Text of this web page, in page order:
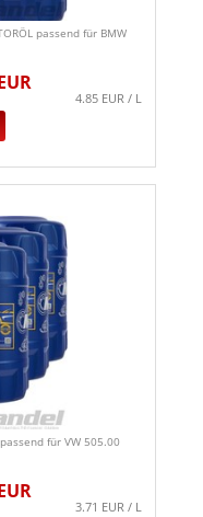
passend für BMW
4.85 EUR / L
für VW 505.00
3.71 EUR / L